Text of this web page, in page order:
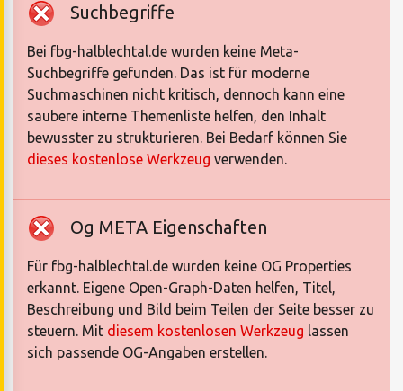
Suchbegriffe
Bei fbg-halblechtal.de wurden keine Meta-
Suchbegriffe gefunden. Das ist für moderne
Suchmaschinen nicht kritisch, dennoch kann eine
saubere interne Themenliste helfen, den Inhalt
bewusster zu strukturieren. Bei Bedarf können Sie
dieses kostenlose Werkzeug verwenden.
Og META Eigenschaften
Für fbg-halblechtal.de wurden keine OG Properties
erkannt. Eigene Open-Graph-Daten helfen, Titel,
Beschreibung und Bild beim Teilen der Seite besser zu
steuern. Mit diesem kostenlosen Werkzeug lassen
sich passende OG-Angaben erstellen.